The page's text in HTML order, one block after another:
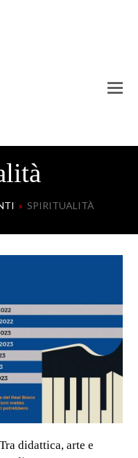
» SPIRITUALITÀ
didattica, arte e